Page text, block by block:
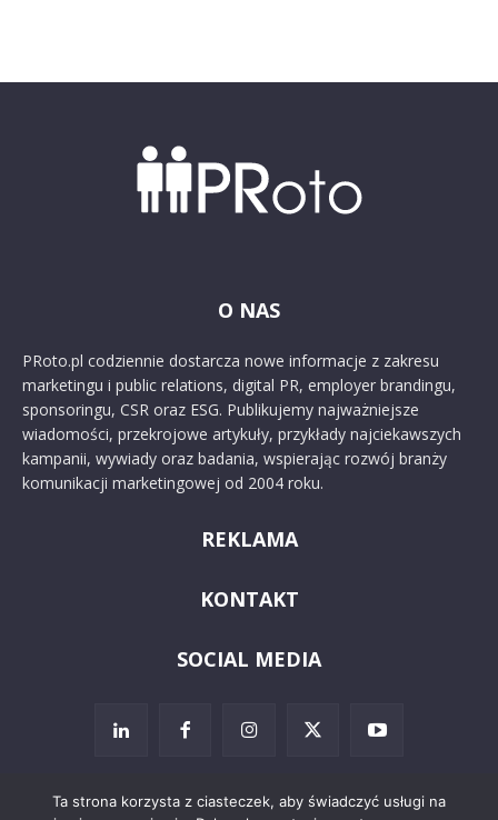
O NAS
PRoto.pl codziennie dostarcza nowe informacje z zakresu
marketingu i public relations, digital PR, employer brandingu,
sponsoringu, CSR oraz ESG. Publikujemy najważniejsze
wiadomości, przekrojowe artykuły, przykłady najciekawszych
kampanii, wywiady oraz badania, wspierając rozwój branży
komunikacji marketingowej od 2004 roku.
REKLAMA
KONTAKT
SOCIAL MEDIA
Ta strona korzysta z ciasteczek, aby świadczyć usługi na